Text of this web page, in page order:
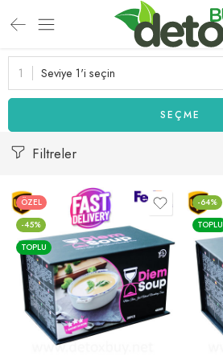
Seviye 1'i seçin
SEÇME
Filtreler
ÖZEL
-45%
TOPLU
-64%
TOPLU